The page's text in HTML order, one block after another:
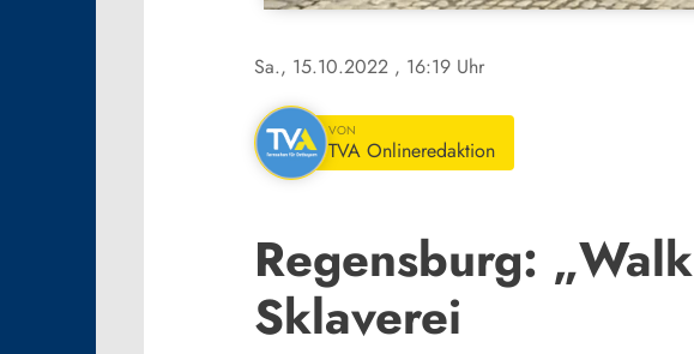
Sa., 15.10.2022 , 16:19 Uhr
VON
TVA Onlineredaktion
Regensburg:
Sklaverei